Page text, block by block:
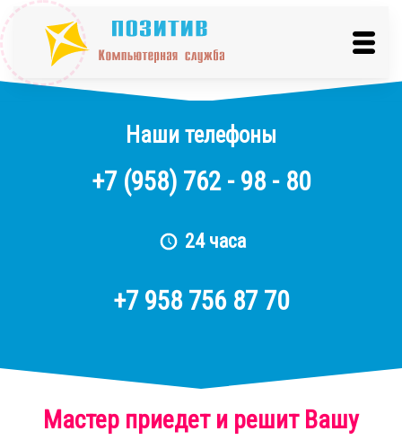
Наши телефоны
+7 (958) 762 - 98 - 80
24 часа
+7 958 756 87 70
Мастер приедет и решит Вашу